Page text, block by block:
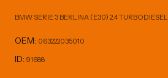
BMW SERIE 3 BERLINA (E30) 2.4 TURBODIESEL
OEM: 063222035010
ID: 91688